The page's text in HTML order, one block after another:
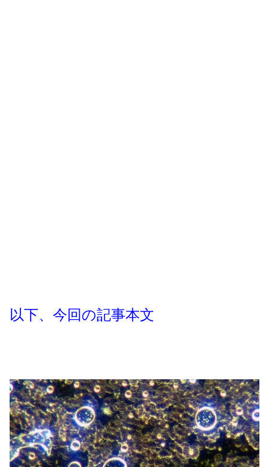
以下、今回の記事本文